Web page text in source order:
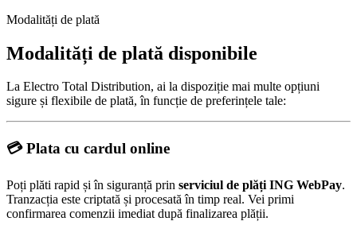
Modalități de plată
Modalități de plată disponibile
La Electro Total Distribution, ai la dispoziție mai multe opțiuni
sigure și flexibile de plată, în funcție de preferințele tale:
💳Plata cu cardul online
Poți plăti rapid și în siguranță prin serviciul de plăți ING WebPay.
Tranzacția este criptată și procesată în timp real. Vei primi
confirmarea comenzii imediat după finalizarea plății.